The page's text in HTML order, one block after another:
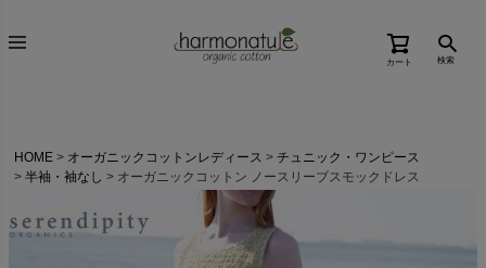
カート 検索
HOME オーガニックコットンレディース
チュニック・ワンピース
半袖・袖なし
オーガニックコットン ノースリーブスモックドレス